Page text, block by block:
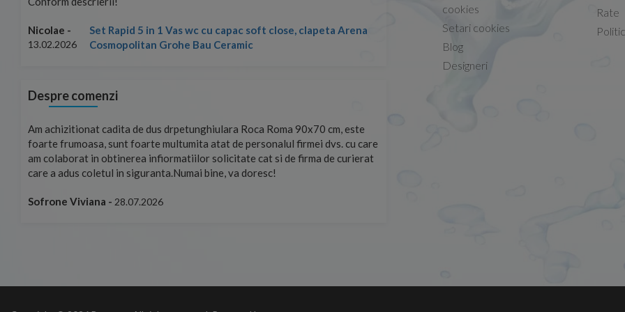
Nicolae -
13.02.2026
Set Rapid 5 in 1 Vas wc cu capac soft close, clapeta Arena
Cosmopolitan Grohe Bau Ceramic
13.02.2026
Despre comenzi
Am achizitionat cadita de dus drpetunghiulara Roca Roma 90x70 cm, este
foarte frumoasa, sunt foarte multumita atat de personalul firmei dvs. cu care
am colaborat in obtinerea infiormatiilor solicitate cat si de firma de curierat
care a adus coletul in siguranta.Numai bine, va doresc!
Sofrone Viviana - 28.07.2026
cookies
Setari cookies
Blog
Designeri
Rate